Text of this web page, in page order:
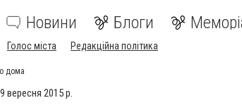
Новини Блоги
Голос міста Редакційна політика
дома
вересня 2015 р.